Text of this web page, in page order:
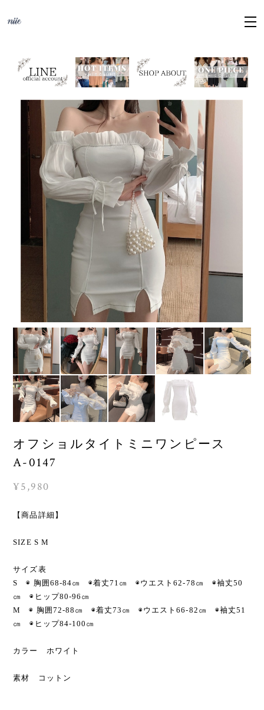
オフショルタイトミニワンピース
A-0147
¥5,980
【商品詳細】
SIZE S M
サイズ表
S ◉ 胸囲68-84㎝ ◉着丈71㎝ ◉ウエスト62-78㎝ ◉袖丈50
㎝ ◉ヒップ80-96㎝
M ◉ 胸囲72-88㎝ ◉着丈73㎝ ◉ウエスト66-82㎝ ◉袖丈51
㎝ ◉ヒップ84-100㎝
カラー ホワイト
素材 コットン